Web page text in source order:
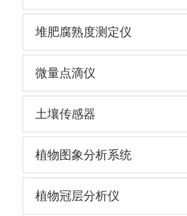
堆肥腐熟度测定仪
微量点滴仪
土壤传感器
植物图象分析系统
植物冠层分析仪